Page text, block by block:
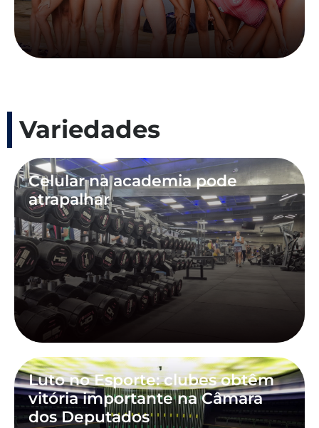
Variedades
Celular na academia pode
atrapalhar
Luto no Esporte: clubes obtêm
vitória importante na Câmara
dos Deputados